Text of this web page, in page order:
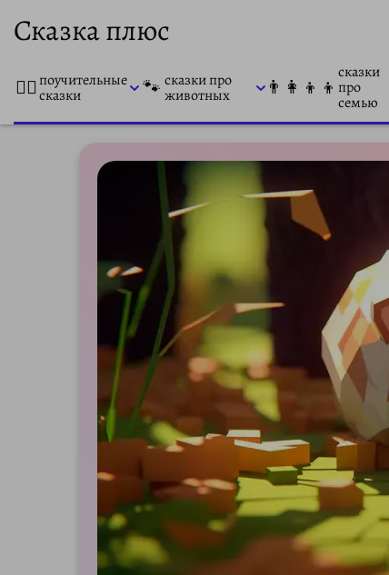
Сказка плюс
👨‍⚕️поучительные
сказки 🐾 сказки про
животных 👨‍👩‍👦‍👦
сказки
про
семью